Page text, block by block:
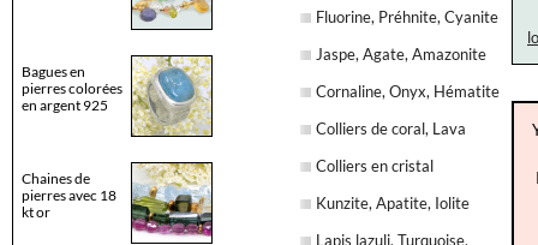
Bagues en
pierres colorées
en argent 925
Chaines de
pierres avec 18
kt or
Fluorine, Préhnite, Cyanite
Jaspe, Agate, Amazonite
Cornaline, Onyx, Hématite
Colliers de coral, Lava
Colliers en cristal
Kunzite, Apatite, Iolite
Lapis lazuli, Turquoise,